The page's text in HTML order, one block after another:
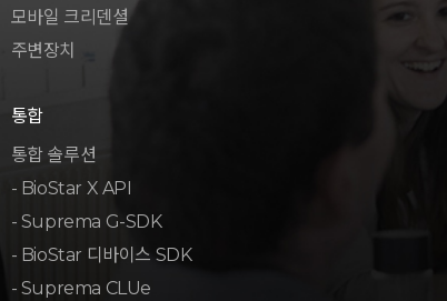
모바일 크리덴셜
주변장치
통합
통합 솔루션
- BioStar X API
- Suprema G-SDK
- BioStar 디바이스 SDK
- Suprema CLUe